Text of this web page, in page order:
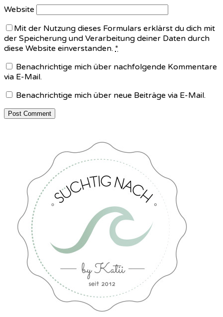
Website
Mit der Nutzung dieses Formulars erklärst du dich mit
der Speicherung und Verarbeitung deiner Daten durch
diese Website einverstanden. *
Benachrichtige mich über nachfolgende Kommentare
via E-Mail.
Benachrichtige mich über neue Beiträge via E-Mail.